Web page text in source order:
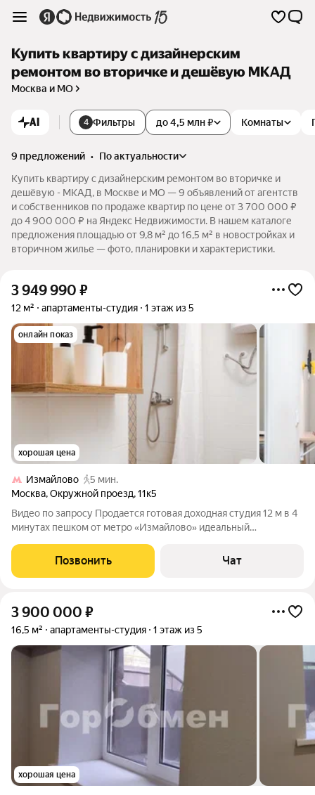
Купить квартиру с дизайнерским
ремонтом во вторичке и дешёвую МКАД
Москва и МО
AI 4 Фильтры Комнаты
до 4,5 млн ₽
9 предложений •
по актуальности
Купить квартиру с дизайнерским ремонтом во вторичке и
дешёвую - МКАД, в Москве и МО — 9 объявлений от агентств
и собственников по продаже квартир по цене от 3 700 000 ₽
до 4 900 000 ₽ на Яндекс Недвижимости. В нашем каталоге
предложения площадью от 9,8 м² до 16,5 м² в новостройках и
вторичном жилье — фото, планировки и характеристики.
3 949 990 ₽
12 м² апартаменты-студия 1 этаж из 5
онлайн показ
хорошая цена
Измайлово
5 мин.
Москва,Окружной проезд,11к5
Видео по запросу Продается готовая доходная студия 12 м в 4
минутах пешком от метро «Измайлово» идеальный
оформленная доля в аккуратном кирпичном доме, и главная
ценность этого предложения в
Позвонить Чат
3 900 000 ₽
16,5 м² апартаменты-студия 1 этаж из 5
хорошая цена